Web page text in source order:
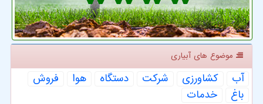
موضوع های آبیاری
آب كشاورزی شركت دستگاه هوا
فروش
باغ
خدمات